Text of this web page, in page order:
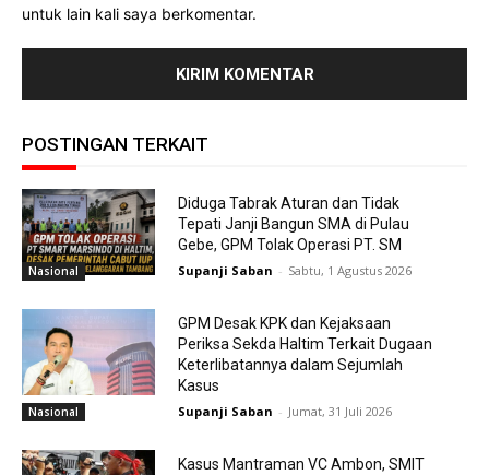
untuk lain kali saya berkomentar.
POSTINGAN TERKAIT
Nasional
Diduga Tabrak Aturan dan Tidak
Tepati Janji Bangun SMA di Pulau
Gebe, GPM Tolak Operasi PT. SM
Supanji Saban - Sabtu, 1 Agustus 2026
Nasional
GPM Desak KPK dan Kejaksaan
Periksa Sekda Haltim Terkait Dugaan
Keterlibatannya dalam Sejumlah
Kasus
Supanji Saban - Jumat, 31 Juli 2026
Kasus Mantraman VC Ambon, SMIT